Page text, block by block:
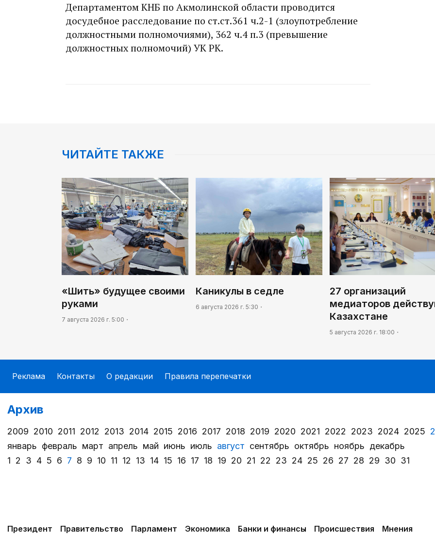
Департаментом КНБ по Акмолинской области проводится
досудебное расследование по ст.ст.361 ч.2-1 (злоупотребление
должностными полномочиями), 362 ч.4 п.3 (превышение
должностных полномочий) УК РК.
ЧИТАЙТЕ ТАКЖЕ
«Шить» будущее своими
руками
7 августа 2026 г. 5:00
Каникулы в седле
6 августа 2026 г. 5:30
27 организаций
медиаторов
Казахстане
5 августа 2026 г. 18:00
Реклама Контакты О редакции Правила перепечатки
Архив
2009 2010 2011 2012 2013 2014 2015 2016 2017 2018 2019 2020 2021 2022 2023 2024 2025
январь февраль март апрель май июнь июль август сентябрь октябрь ноябрь декабрь
1 2 3 4 5 6 7 8 9 10 11 12 13 14 15 16 17 18 19 20 21 22 23 24 25 26 27 28 29 30 31
Президент Правительство Парламент Экономика Банки и финансы Происшествия Мнения